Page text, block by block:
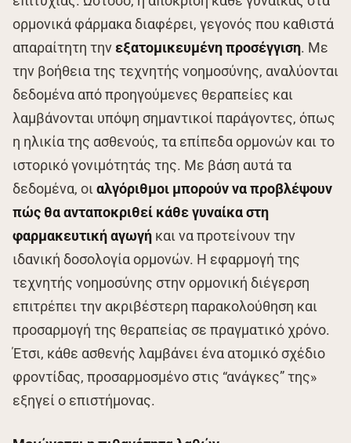
ορμονικά φάρμακα διαφέρει, γεγονός που καθιστά
απαραίτητη την εξατομικευμένη προσέγγιση. Με
την βοήθεια της τεχνητής νοημοσύνης, αναλύονται
δεδομένα από προηγούμενες θεραπείες και
λαμβάνονται υπόψη σημαντικοί παράγοντες, όπως
η ηλικία της ασθενούς, τα επίπεδα ορμονών και το
ιστορικό γονιμότητάς της. Με βάση αυτά τα
δεδομένα, οιαλγόριθμοι μπορούν να προβλέψουν
πώς θα ανταποκριθεί κάθε γυναίκα στη
φαρμακευτική αγωγή και να προτείνουν την
ιδανική δοσολογία ορμονών. Η εφαρμογή της
τεχνητής νοημοσύνης στην ορμονική διέγερση
επιτρέπει την ακριβέστερη παρακολούθηση και
προσαρμογή της θεραπείας σε πραγματικό χρόνο.
Έτσι, κάθε ασθενής λαμβάνει ένα ατομικό σχέδιο
φροντίδας, προσαρμοσμένο στις “ανάγκες” της»
εξηγεί ο επιστήμονας.